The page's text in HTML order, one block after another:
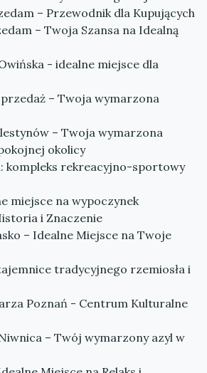
– Przewodnik dla Kupujących
– Twoja Szansa na Idealną
- idealne miejsce dla
– Twoja wymarzona
– Twoja wymarzona
okolicy
kompleks rekreacyjno-sportowy
miejsce na wypoczynek
i Znaczenie
– Idealne Miejsce na Twoje
tradycyjnego rzemiosła i
Poznań - Centrum Kulturalne
– Twój wymarzony azyl w